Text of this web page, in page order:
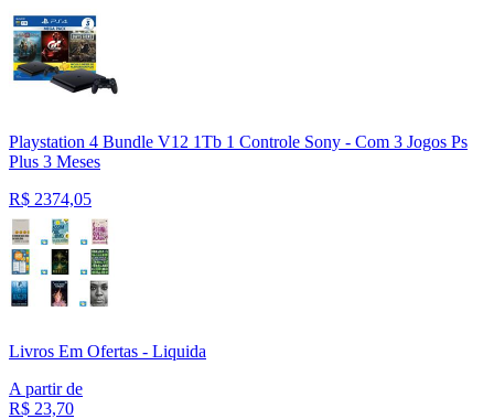
Playstation 4 Bundle V12 1Tb 1 Controle Sony - Com 3 Jogos Ps
Plus 3 Meses
R$ 2374,05
Livros Em Ofertas - Liquida
A partir de
R$ 23,70